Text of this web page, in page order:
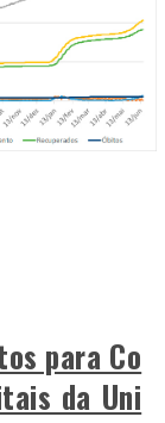
para Co
da Uni